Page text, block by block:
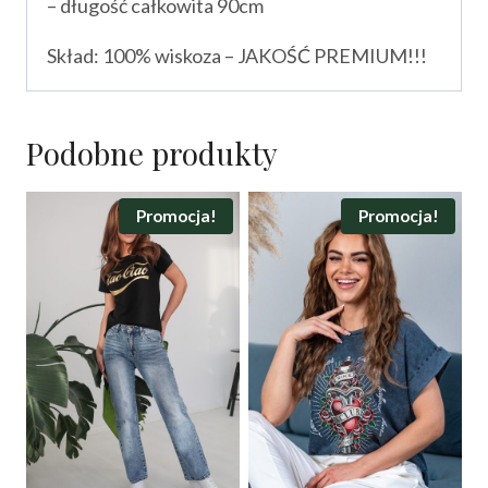
– długość całkowita 90cm
Skład: 100% wiskoza – JAKOŚĆ PREMIUM!!!
Podobne produkty
Promocja! Promocja!